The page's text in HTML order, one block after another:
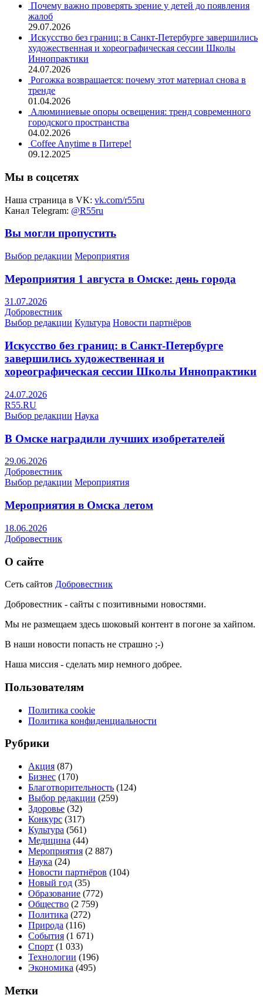
Почему важно проверять зрение у детей до появления
жалоб
29.07.2026
Искусство без границ: в Санкт-Петербурге завершились
художественная и хореографическая сессии Школы
Иннопрактики
24.07.2026
Рогожка возвращается: почему этот материал снова в
тренде
01.04.2026
Алюминиевые опоры освещения: тренд современного
городского пространства
04.02.2026
Coffee Anytime в Питере!
09.12.2025
Мы в соцсетях
Наша страница в VK: vk.com/r55ru
Канал Telegram: @R55ru
Вы могли пропустить
Выбор редакции Мероприятия
Мероприятия 1 августа в Омске: день города
31.07.2026
Добровестник
Выбор редакции Культура Новости партнёров
Искусство без границ: в Санкт-Петербурге
завершились художественная и
хореографическая сессии Школы Иннопрактики
24.07.2026
R55.RU
Выбор редакции Наука
В Омске наградили лучших изобретателей
29.06.2026
Добровестник
Выбор редакции Мероприятия
Мероприятия в Омска летом
18.06.2026
Добровестник
О сайте
Сеть сайтов Добровестник
Добровестник - сайты с позитивными новостями.
Мы не размещаем здесь шоковый контент в погоне за хайпом.
В наши новости попасть не страшно ;-)
Наша миссия - сделать мир немного добрее.
Пользователям
Политика cookie
Политика конфиденциальности
Рубрики
Акция (87)
Бизнес (170)
Благотворительность (124)
Выбор редакции (259)
Здоровье (32)
Конкурс (317)
Культура (561)
Медицина (44)
Мероприятия (2 887)
Наука (24)
Новости партнёров (104)
Новый год (35)
Образование (772)
Общество (2 759)
Политика (272)
Природа (116)
События (1 671)
Спорт (1 033)
Технологии (196)
Экономика (495)
Метки